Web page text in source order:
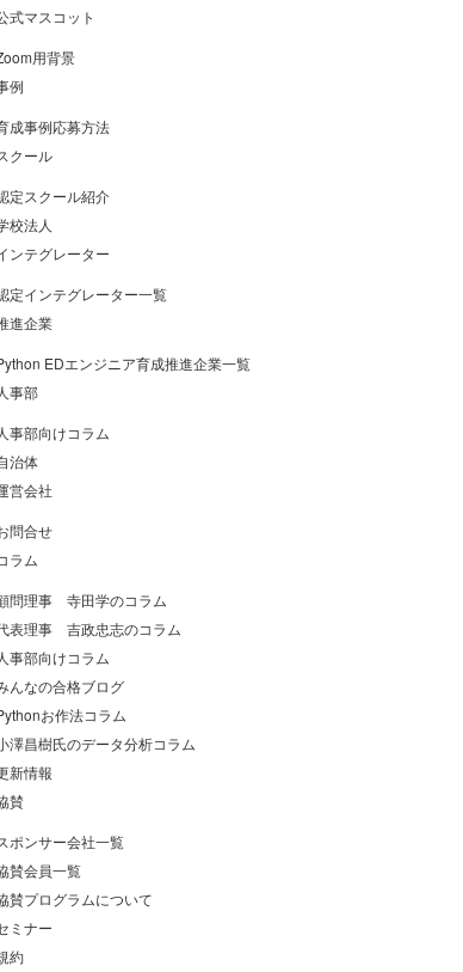
式マスコット
用背景
例
成事例応募方法
クール
定スクール紹介
校法人
ンテグレーター
定インテグレーター一覧
進企業
EDエンジニア育成推進企業一覧
人事部
人事部向けコラム
治体
営会社
問合せ
ラム
問理事 寺田学のコラム
表理事 吉政忠志のコラム
人事部向けコラム
んなの合格ブログ
お作法コラム
澤昌樹氏のデータ分析コラム
新情報
賛
ポンサー会社一覧
賛会員一覧
賛プログラムについて
ミナー
約